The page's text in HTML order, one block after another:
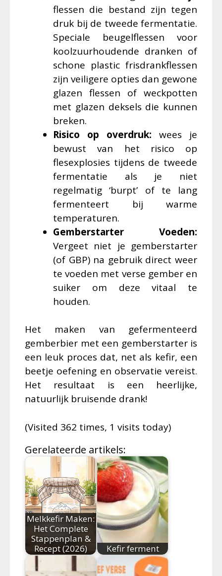
flessen die bestand zijn tegen
druk bij de tweede fermentatie.
Speciale beugelflessen voor
koolzuurhoudende dranken of
schone plastic frisdrankflessen
zijn veiligere opties dan gewone
glazen flessen of weckpotten
met glazen deksels die kunnen
breken.
Risico op overdruk: wees je
bewust van het risico op
flesexplosies tijdens de tweede
fermentatie als je niet
regelmatig ‘burpt’ of te lang
fermenteert bij warme
temperaturen.
Gemberstarter Voeden:
Vergeet niet je gemberstarter
(of GBP) na gebruik direct weer
te voeden met verse gember en
suiker om deze vitaal te
houden.
Het maken van gefermenteerd
gemberbier met een gemberstarter is
een leuk proces dat, net als kefir, een
beetje oefening en observatie vereist.
Het resultaat is een heerlijke,
natuurlijk bruisende drank!
(Visited 362 times, 1 visits today)
Gerelateerde artikels:
Melkkefir Maken:
Het Complete
Stappenplan &
Recept (2026)
Kefir ferment